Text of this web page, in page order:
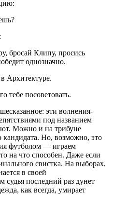
бросай Клипу, просись
однозначно.
Архитектуре.
посоветовать.
эти волнения-
под названием
Можно и на трибуне
кандидата. Но, возможно, это
футболом — играем
на что способен. Даже если
свистка. На выборах,
в своей
судья последний раз дунет
как всегда, умирает